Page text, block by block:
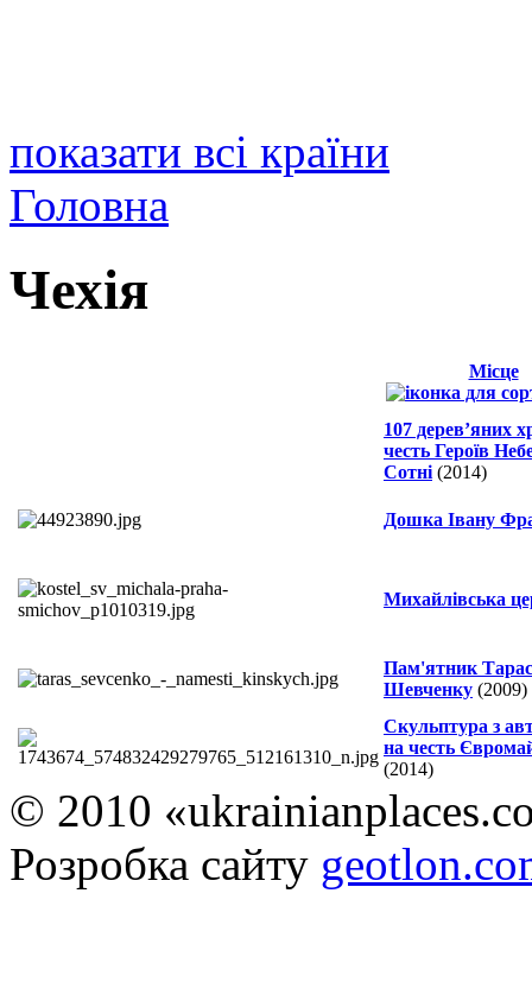
показати всі країни
Головна
Чехія
Місце
107 дерев’яних
честь Героїв
Сотні (2014)
Дошка Івану
Михайлівська
Пам'ятник
Шевченку (2009)
Скульптура з
на честь
(2014)
© 2010
Розробка сайту